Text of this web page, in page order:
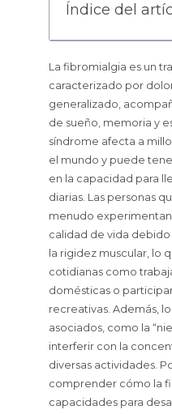
Índice del
La fibromialgia es un
caracterizado por
generalizado,
de sueño, memoria y
síndrome afecta a
el mundo y puede
en la capacidad para
diarias. Las personas
menudo
calidad de vida
la rigidez muscular, lo
cotidianas como
domésticas o
recreativas. Además,
asociados, como la
interferir con la
diversas actividades.
comprender cómo la
capacidades para